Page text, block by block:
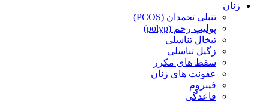
زنان
تنبلی تخمدان (PCOS)
پولیپ رحم (polyp)
تبخال تناسلی
زگیل تناسلی
سقط های مکرر
عفونت های زنان
فیبروم
قاعدگی